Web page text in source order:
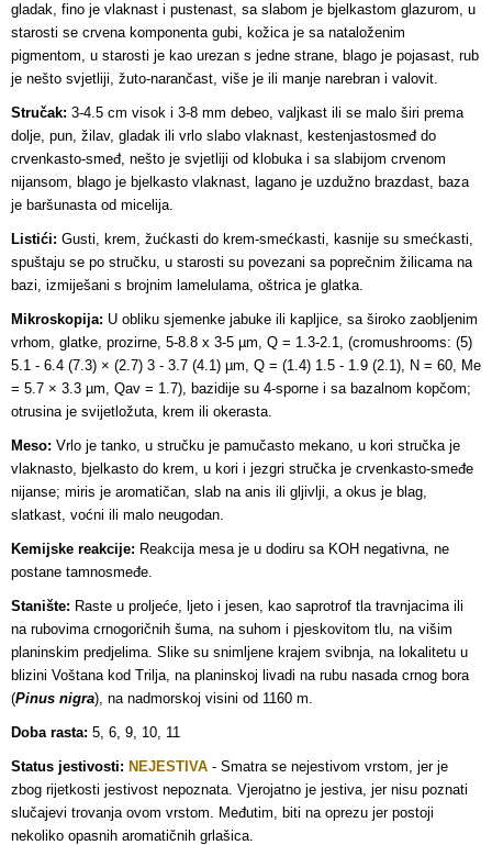
gladak, fino je vlaknast i pustenast, sa slabom je bjelkastom glazurom, u
starosti se crvena komponenta gubi, kožica je sa nataloženim
pigmentom, u starosti je kao urezan s jedne strane, blago je pojasast, rub
je nešto svjetliji, žuto-narančast, više je ili manje narebran i valovit.
Stručak: 3-4.5 cm visok i 3-8 mm debeo, valjkast ili se malo širi prema
dolje, pun, žilav, gladak ili vrlo slabo vlaknast, kestenjastosmeđ do
crvenkasto-smeđ, nešto je svjetliji od klobuka i sa slabijom crvenom
nijansom, blago je bjelkasto vlaknast, lagano je uzdužno brazdast, baza
je baršunasta od micelija.
Listići: Gusti, krem, žućkasti do krem-smećkasti, kasnije su smećkasti,
spuštaju se po stručku, u starosti su povezani sa poprečnim žilicama na
bazi, izmiješani s brojnim lamelulama, oštrica je glatka.
Mikroskopija: U obliku sjemenke jabuke ili kapljice, sa široko zaobljenim
vrhom, glatke, prozirne, 5-8.8 x 3-5 µm, Q = 1.3-2.1, (cromushrooms: (5)
5.1 - 6.4 (7.3) × (2.7) 3 - 3.7 (4.1) µm, Q = (1.4) 1.5 - 1.9 (2.1), N = 60, Me
= 5.7 × 3.3 µm, Qav = 1.7), bazidije su 4-sporne i sa bazalnom kopčom;
otrusina je svijetložuta, krem ili okerasta.
Meso: Vrlo je tanko, u stručku je pamučasto mekano, u kori stručka je
vlaknasto, bjelkasto do krem, u kori i jezgri stručka je crvenkasto-smeđe
nijanse; miris je aromatičan, slab na anis ili gljivlji, a okus je blag,
slatkast, voćni ili malo neugodan.
Kemijske reakcije: Reakcija mesa je u dodiru sa KOH negativna, ne
postane tamnosmeđe.
Stanište: Raste u proljeće, ljeto i jesen, kao saprotrof tla travnjacima ili
na rubovima crnogoričnih šuma, na suhom i pjeskovitom tlu, na višim
planinskim predjelima. Slike su snimljene krajem svibnja, na lokalitetu u
blizini Voštana kod Trilja, na planinskoj livadi na rubu nasada crnog bora
(Pinus nigra), na nadmorskoj visini od 1160 m.
Doba rasta: 5, 6, 9, 10, 11
Status jestivosti: NEJESTIVA - Smatra se nejestivom vrstom, jer je
zbog rijetkosti jestivost nepoznata. Vjerojatno je jestiva, jer nisu poznati
slučajevi trovanja ovom vrstom. Međutim, biti na oprezu jer postoji
nekoliko opasnih aromatičnih grlašica.